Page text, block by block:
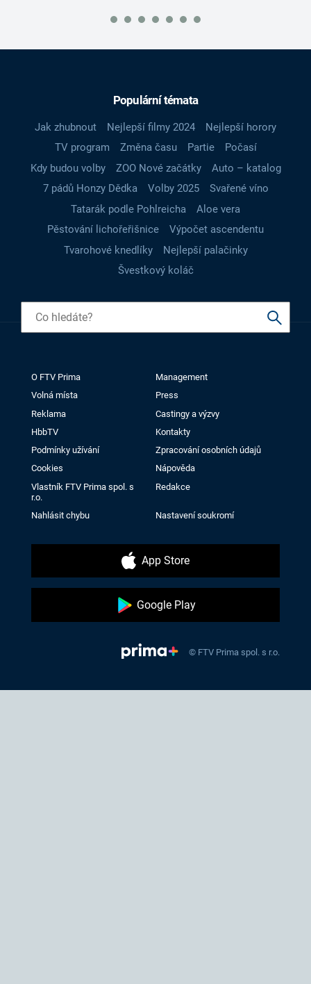
Populární témata
Jak zhubnout Nejlepší filmy 2024
Nejlepší horory
TV program
Změna času Partie
Počasí
Kdy budou volby
ZOO Nové začátky
Auto – katalog
7 pádů Honzy Dědka
Volby 2025
Svařené víno
Tatarák podle Pohlreicha
Aloe vera
Pěstování lichořeřišnice
Výpočet ascendentu
Tvarohové knedlíky
Nejlepší palačinky
Švestkový koláč
O FTV Prima
Management
Volná místa
Press
Reklama
Castingy a výzvy
HbbTV
Kontakty
Podmínky užívání
Zpracování osobních údajů
Cookies
Nápověda
Vlastník FTV Prima spol. s
r.o.
Redakce
Nahlásit chybu Nastavení soukromí
App Store
Google Play
© FTV Prima spol. s r.o.